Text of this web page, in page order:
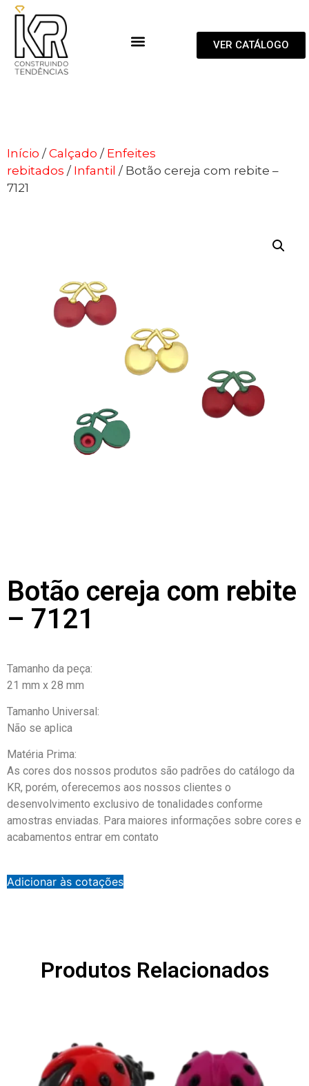
VER CATÁLOGO
Início /Calçado / Enfeites
rebitados / Infantil / Botão cereja com rebite –
7121
Botão cereja com rebite
– 7121
Tamanho da peça:
21 mm x 28 mm
Tamanho Universal:
Não se aplica
Matéria Prima:
As cores dos nossos produtos são padrões do catálogo da
KR, porém, oferecemos aos nossos clientes o
desenvolvimento exclusivo de tonalidades conforme
amostras enviadas. Para maiores informações sobre cores e
acabamentos entrar em contato
Adicionar às cotações
Produtos Relacionados